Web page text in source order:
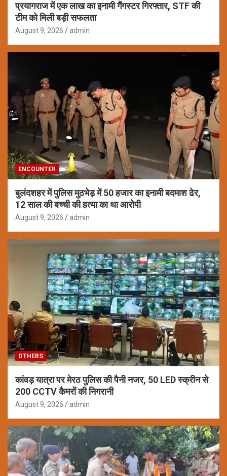
प्रयागराज में एक लाख का इनामी गैंगस्टर गिरफ्तार, STF की
टीम को मिली बड़ी सफलता
August 9, 2026 admin
ENCOUNTER
बुलंदशहर में पुलिस मुठभेड़ में 50 हजार का इनामी बदमाश ढेर,
12 साल की बच्ची की हत्या का था आरोपी
August 9, 2026 admin
OTHERS
कांवड़ यात्रा पर मेरठ पुलिस की पैनी नजर, 50 LED स्क्रीन से
200 CCTV कैमरों की निगरानी
August 9, 2026 admin